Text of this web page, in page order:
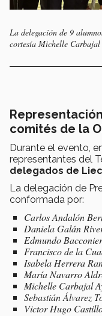
La delegación de 9
cortesía Michelle Carbajal
comités de la
Durante el evento,
representantes del
delegados de
La delegación de
conformada por:
Carlos Andalón
Daniela Galán
Edmundo
Francisco de la
Isabela Herrera
María Navarro
Michelle Carbajal
Sebastián Álvarez
Victor Hugo